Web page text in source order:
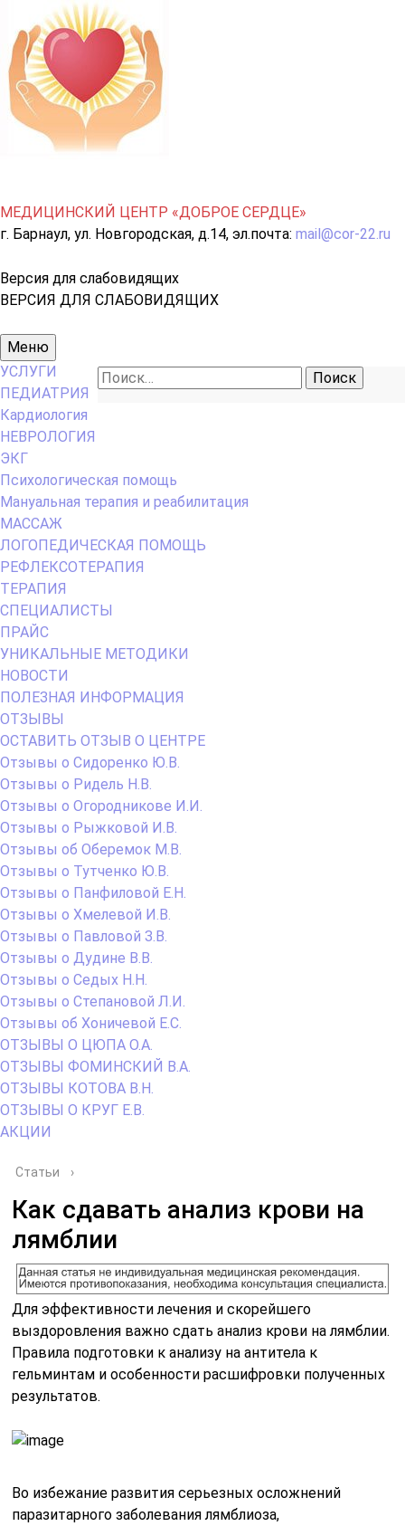
МЕДИЦИНСКИЙ ЦЕНТР «ДОБРОЕ СЕРДЦЕ»
г. Барнаул, ул. Новгородская, д.14, эл.почта: mail@cor-22.ru
Версия для слабовидящих
ВЕРСИЯ ДЛЯ СЛАБОВИДЯЩИХ
Основное
меню
Меню
Найти:
УСЛУГИ
ПЕДИАТРИЯ
Кардиология
НЕВРОЛОГИЯ
ЭКГ
Психологическая помощь
Мануальная терапия и реабилитация
МАССАЖ
ЛОГОПЕДИЧЕСКАЯ ПОМОЩЬ
РЕФЛЕКСОТЕРАПИЯ
ТЕРАПИЯ
СПЕЦИАЛИСТЫ
ПРАЙС
УНИКАЛЬНЫЕ МЕТОДИКИ
НОВОСТИ
ПОЛЕЗНАЯ ИНФОРМАЦИЯ
ОТЗЫВЫ
ОСТАВИТЬ ОТЗЫВ О ЦЕНТРЕ
Отзывы о Сидоренко Ю.В.
Отзывы о Ридель Н.В.
Отзывы о Огородникове И.И.
Отзывы о Рыжковой И.В.
Отзывы об Оберемок М.В.
Отзывы о Тутченко Ю.В.
Отзывы о Панфиловой Е.Н.
Отзывы о Хмелевой И.В.
Отзывы о Павловой З.В.
Отзывы о Дудине В.В.
Отзывы о Седых Н.Н.
Отзывы о Степановой Л.И.
Отзывы об Хоничевой Е.С.
ОТЗЫВЫ О ЦЮПА О.А.
ОТЗЫВЫ ФОМИНСКИЙ В.А.
ОТЗЫВЫ КОТОВА В.Н.
ОТЗЫВЫ О КРУГ Е.В.
АКЦИИ
Статьи ›
Как сдавать анализ крови на
лямблии
Для эффективности лечения и скорейшего
выздоровления важно сдать анализ крови на лямблии.
Правила подготовки к анализу на антитела к
гельминтам и особенности расшифровки полученных
результатов.
Во избежание развития серьезных осложнений
паразитарного заболевания лямблиоза,